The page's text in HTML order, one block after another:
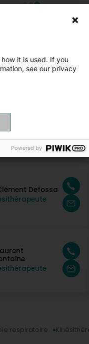
Defossa
respiratoire
it is used. If you
see our privacy
Powered by